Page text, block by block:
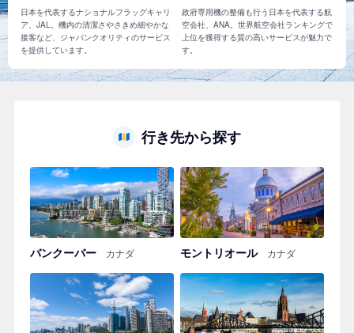
日本を代表するナショナルフラッグキャリ
ア、JAL。機内の清潔さやさきめ細やかな
接客など、ジャパンクオリティのサービス
を提供しています。
政府専用機の整備も行う日本を代表する航
空会社、ANA。世界航空会社ランキングで
上位を獲得する質の高いサービスが魅力で
す。
行き先から探す
バンクーバー カナダ モントリオール カナダ